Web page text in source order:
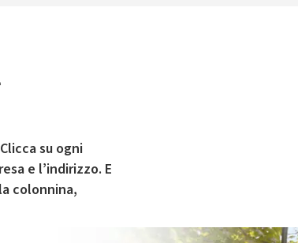
su ogni
e l’indirizzo. E
colonnina,